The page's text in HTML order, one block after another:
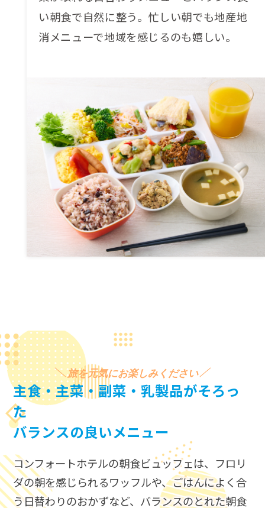
い朝食で自然に整う。忙しい朝でも地産地
消メニューで地域を感じるのも嬉しい。
旅を元気にお楽しみください
主食・主菜・副菜・乳製品がそろっ
た
バランスの良いメニュー
コンフォートホテルの朝食ビュッフェは、​ フロリ
ダの朝を感じられるワッフルや、ごはんによく合
う日替わりのおかずなど、​ バランスのとれた朝食